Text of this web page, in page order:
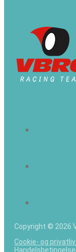
Copyright © 2026
Cookie- og